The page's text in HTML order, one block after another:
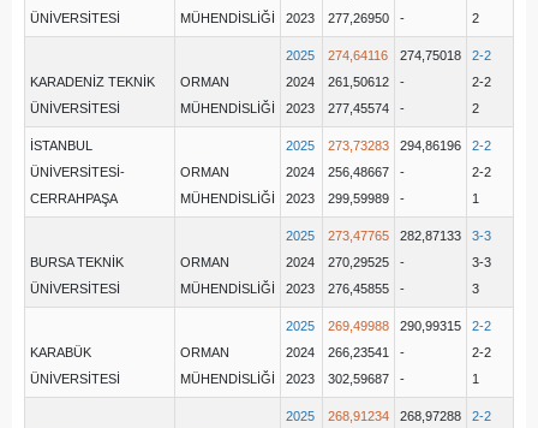
ÜNİVERSİTESİ
MÜHENDİSLİĞİ
2023
277,26950
-
2
KARADENİZ TEKNİK
ÜNİVERSİTESİ
ORMAN
MÜHENDİSLİĞİ
2025
2024
2023
274,64116
261,50612
277,45574
274,75018
-
-
2-2
2-2
2
İSTANBUL
ÜNİVERSİTESİ-
CERRAHPAŞA
ORMAN
MÜHENDİSLİĞİ
2025
2024
2023
273,73283
256,48667
299,59989
294,86196
-
-
2-2
2-2
1
BURSA TEKNİK
ÜNİVERSİTESİ
ORMAN
MÜHENDİSLİĞİ
2025
2024
2023
273,47765
270,29525
276,45855
282,87133
-
-
3-3
3-3
3
KARABÜK
ÜNİVERSİTESİ
ORMAN
MÜHENDİSLİĞİ
2025
2024
2023
269,49988
266,23541
302,59687
290,99315
-
-
2-2
2-2
1
2025
268,91234
268,97288
2-2